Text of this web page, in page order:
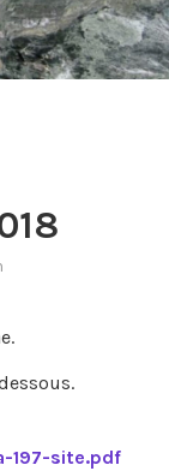
197-site.pdf